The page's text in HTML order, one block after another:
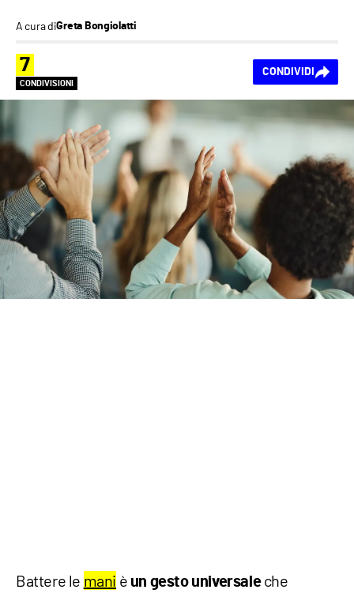
A cura diGreta Bongiolatti
7
CONDIVISIONI
CONDIVIDI
Battere le mani è un gesto universaleche